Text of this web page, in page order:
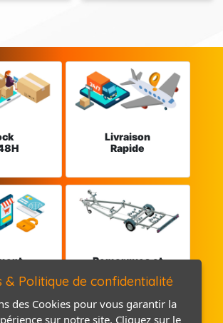
Livraison
Rapide
Remorques et
& Politique de confidentialité
des Cookies pour vous garantir la
sur notre site. Cliquez sur le